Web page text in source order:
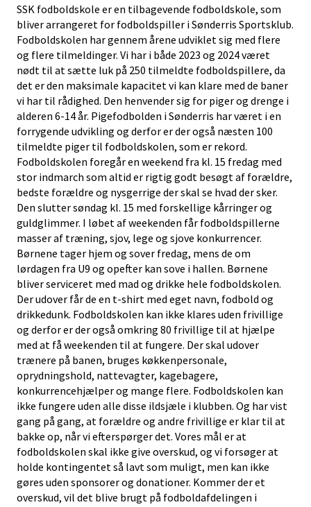
SSK fodboldskole er en tilbagevende fodboldskole, som
bliver arrangeret for fodboldspiller i Sønderris Sportsklub.
Fodboldskolen har gennem årene udviklet sig med flere
og flere tilmeldinger. Vi har i både 2023 og 2024 været
nødt til at sætte luk på 250 tilmeldte fodboldspillere, da
det er den maksimale kapacitet vi kan klare med de baner
vi har til rådighed. Den henvender sig for piger og drenge i
alderen 6-14 år. Pigefodbolden i Sønderris har været i en
forrygende udvikling og derfor er der også næsten 100
tilmeldte piger til fodboldskolen, som er rekord.
Fodboldskolen foregår en weekend fra kl. 15 fredag med
stor indmarch som altid er rigtig godt besøgt af forældre,
bedste forældre og nysgerrige der skal se hvad der sker.
Den slutter søndag kl. 15 med forskellige kårringer og
guldglimmer. I løbet af weekenden får fodboldspillerne
masser af træning, sjov, lege og sjove konkurrencer.
Børnene tager hjem og sover fredag, mens de om
lørdagen fra U9 og opefter kan sove i hallen. Børnene
bliver serviceret med mad og drikke hele fodboldskolen.
Der udover får de en t-shirt med eget navn, fodbold og
drikkedunk. Fodboldskolen kan ikke klares uden frivillige
og derfor er der også omkring 80 frivillige til at hjælpe
med at få weekenden til at fungere. Der skal udover
trænere på banen, bruges køkkenpersonale,
oprydningshold, nattevagter, kagebagere,
konkurrencehjælper og mange flere. Fodboldskolen kan
ikke fungere uden alle disse ildsjæle i klubben. Og har vist
gang på gang, at forældre og andre frivillige er klar til at
bakke op, når vi efterspørger det. Vores mål er at
fodboldskolen skal ikke give overskud, og vi forsøger at
holde kontingentet så lavt som muligt, men kan ikke
gøres uden sponsorer og donationer. Kommer der et
overskud, vil det blive brugt på fodboldafdelingen i